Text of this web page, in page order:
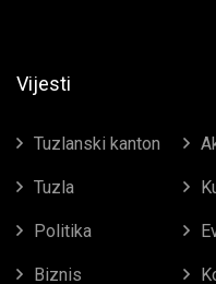
Vijesti
Tuzlanski kanton
Tuzla
Politika
Biznis